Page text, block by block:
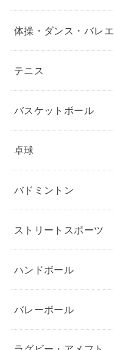
体操・ダンス・バレエ
テニス
バスケットボール
卓球
バドミントン
ストリートスポーツ
ハンドボール
バレーボール